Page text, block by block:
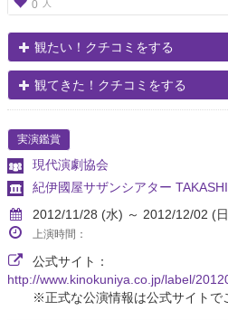
0 人
観たい！クチコミをする
観てきた！クチコミをする
実演鑑賞
現代演劇協会
紀伊國屋サザンシアター
2012/11/28 (水) ～ 2012/12/02 (
上演時間：
公式サイト：
http://www.kinokuniya.co.jp/label/
※正式な公演情報は公式サイトで